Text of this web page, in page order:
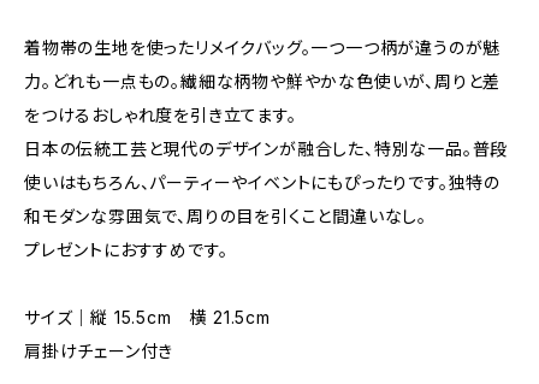
着物帯の生地を使ったリメイクバッグ。一つ一つ柄が違うのが魅
力。どれも一点もの。繊細な柄物や鮮やかな色使いが、周りと差
をつけるおしゃれ度を引き立てます。
日本の伝統工芸と現代のデザインが融合した、特別な一品。普段
使いはもちろん、パーティーやイベントにもぴったりです。独特の
和モダンな雰囲気で、周りの目を引くこと間違いなし。
プレゼントにおすすめです。
サイズ｜縦 15.5cm 横 21.5cm
肩掛けチェーン付き